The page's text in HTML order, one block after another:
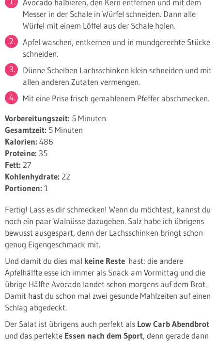
Avocado halbieren, den Kern entfernen und mit dem
Messer in der Schale in Würfel schneiden. Dann alle
Würfel mit einem Löffel aus der Schale holen.
Apfel waschen, entkernen und in mundgerechte Stücke
schneiden.
Dünne Scheiben Lachsschinken klein schneiden und mit
allen anderen Zutaten vermengen.
Mit eine Prise frisch gemahlenem Pfeffer abschmecken.
Vorbereitungszeit: 5 Minuten
Gesamtzeit: 5 Minuten
Kalorien: 486
Proteine: 35
Fett: 27
Kohlenhydrate: 22
Portionen: 1
Fertig! Lass es dir schmecken! Wenn du möchtest, kannst du
noch ein paar Walnüsse dazugeben. Salz habe ich übrigens
bewusst ausgespart, denn der Lachsschinken bringt schon
genug Eigengeschmack mit.
Und damit du dies mal keine Reste hast: die andere
Apfelhälfte esse ich immer als Snack am Vormittag und die
übrige Hälfte Avocado landet schon morgens auf dem Brot.
Damit hast du schon mal zwei gesunde Mahlzeiten auf einen
Schlag abgedeckt.
Der Salat ist übrigens auch perfekt als Low Carb Abendbrot
und das perfekte Essen nach dem Sport, denn gerade dann